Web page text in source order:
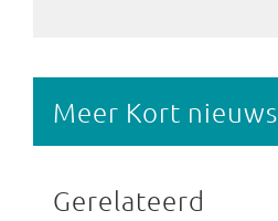
Meer Kort nieuws
Gerelateerd